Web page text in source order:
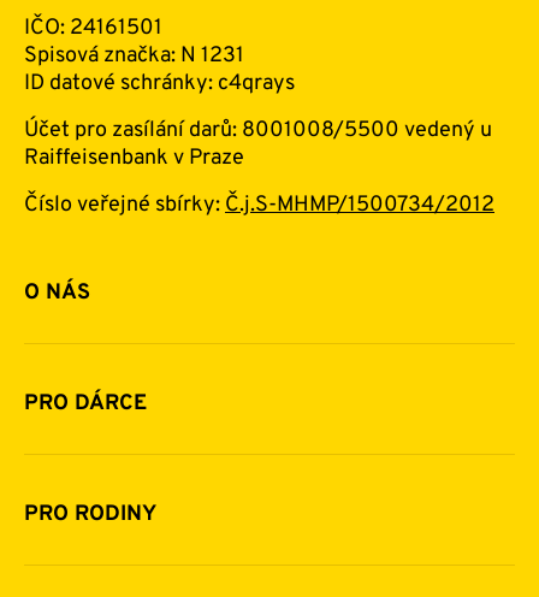
IČO: 24161501
Spisová značka: N 1231
ID datové schránky: c4qrays
Účet pro zasílání darů: 8001008/5500 vedený u
Raiffeisenbank v Praze
Číslo veřejné sbírky:Č.j.S-MHMP/1500734/2012
O NÁS
Základní informace o nadaci
Historie a zakladatelé
Financování
Pomoc v číslech
PRO DÁRCE
Jak pomáhat
Daňová uznatelnost darů
Další možnosti pomoci
PRO RODINY
Komu a jak pomáháme